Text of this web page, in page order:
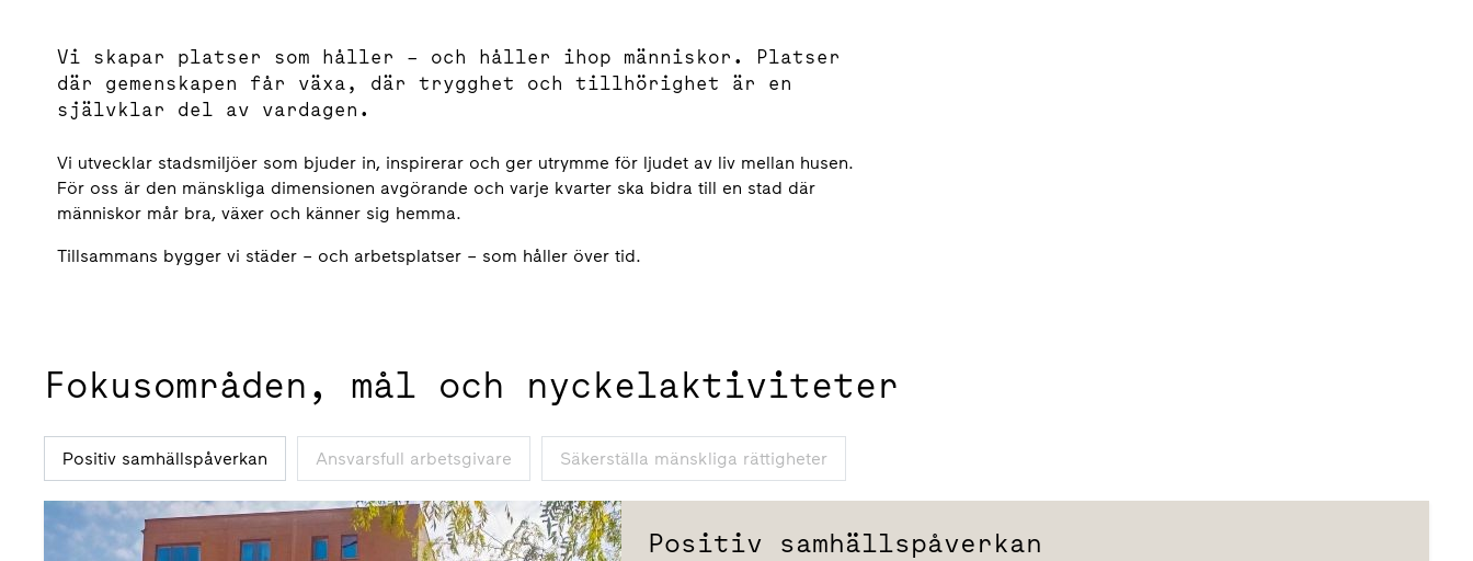
Vi skapar platser som håller – och håller ihop människor. Platser
där gemenskapen får växa, där trygghet och tillhörighet är en
självklar del av vardagen.
Vi utvecklar stadsmiljöer som bjuder in, inspirerar och ger utrymme för ljudet av liv mellan husen.
För oss är den mänskliga dimensionen avgörande och varje kvarter ska bidra till en stad där
människor mår bra, växer och känner sig hemma.
Tillsammans bygger vi städer – och arbetsplatser – som håller över tid.
Fokusområden, mål och nyckelaktiviteter
Positiv samhällspåverkan Ansvarsfull arbetsgivare Säkerställa mänskliga rättigheter
Positiv samhällspåverkan